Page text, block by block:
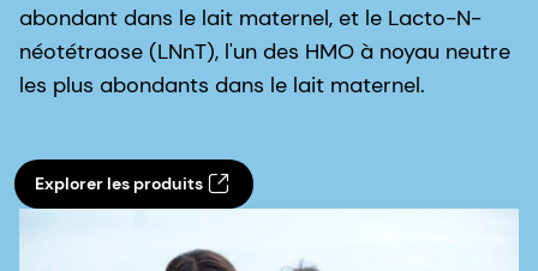
abondant dans le lait maternel, et le Lacto-N-
néotétraose (LNnT), l'un des HMO à noyau neutre
les plus abondants dans le lait maternel.
Explorer les produits